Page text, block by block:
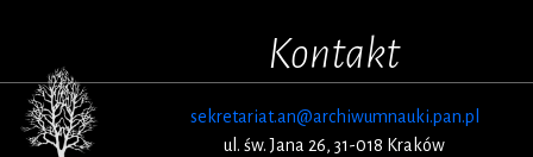
Kontakt
sekretariat.an@archiwumnauki.pan.pl
ul. św. Jana 26, 31-018 Kraków